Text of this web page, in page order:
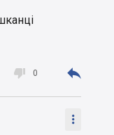
 0 
